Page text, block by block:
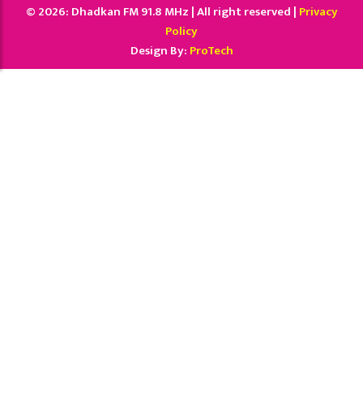
© 2026: Dhadkan FM 91.8 MHz | All right reserved | Privacy
Policy
Design By: ProTech